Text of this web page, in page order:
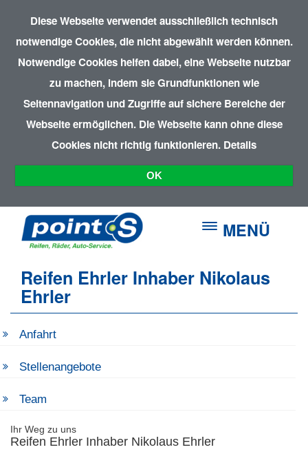
Diese Webseite verwendet ausschließlich technisch
notwendige Cookies, die nicht abgewählt werden können.
Notwendige Cookies helfen dabei, eine Webseite nutzbar
zu machen, indem sie Grundfunktionen wie
Seitennavigation und Zugriffe auf sichere Bereiche der
Webseite ermöglichen. Die Webseite kann ohne diese
Cookies nicht richtig funktionieren. Details
OK
MENÜ
Reifen Ehrler Inhaber Nikolaus
Ehrler
Anfahrt
Stellenangebote
Team
Ihr Weg zu uns
Reifen Ehrler Inhaber Nikolaus Ehrler